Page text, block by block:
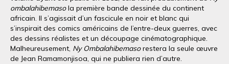
ombalahibemasola première bande dessinée du continent
africain. Il s’agissait d’un fascicule en noir et blanc qui
s’inspirait des comics américains de l’entre-deux guerres, avec
des dessins réalistes et un découpage cinématographique.
Malheureusement, Ny Ombalahibemasorestera la seule œuvre
de Jean Ramamonjisoa, qui ne publiera rien d’autre.